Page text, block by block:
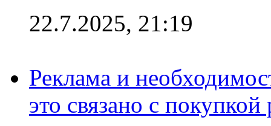
22.7.2025, 21:19
Реклама и
это связано с покупкой